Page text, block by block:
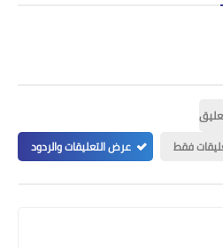
فقط
عرض التعليقات والردود